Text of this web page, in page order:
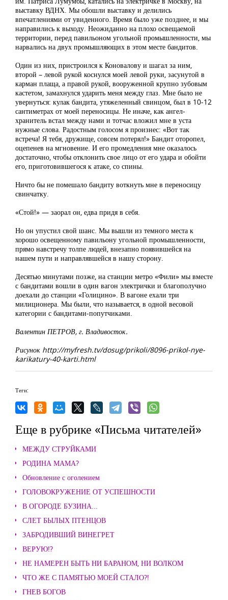
выставку ВДНХ. Мы обошли выставку и делились
впечатлениями от увиденного. Время было уже позднее, и мы
направились к выходу. Неожиданно на плохо освещаемой
территории, перед павильоном угольной промышленности, мы
нарвались на двух промышляющих в этом месте бандитов.
Один из них, пристроился к Коновалову и шагал за ним,
второй – левой рукой коснулся моей левой руки, засунутой в
карман плаща, а правой рукой, вооруженной крупно зубовым
кастетом, замахнулся ударить меня между глаз. Мне было не
увернуться: кулак бандита, утяжеленный свинцом, был в 10-12
сантиметрах от моей переносицы. Не иначе, как ангел-
хранитель встал между нами и тотчас вложил мне в уста
нужные слова. Радостным голосом я произнес: «Вот так
встреча! Я тебя, дружище, совсем потерял!» Бандит оторопел,
оцепенев на мгновение. И его промедления мне оказалось
достаточно, чтобы отклонить свое лицо от его удара и обойти
его, приготовившегося к атаке, со спины.
Ничто бы не помешало бандиту воткнуть мне в переносицу
свинчатку.
«Стой!» — заорал он, едва придя в себя.
Но он упустил свой шанс. Мы вышли из темного места к
хорошо освещенному павильону угольной промышленности,
прямо навстречу толпе людей, внезапно появившейся на
нашем пути и направлявшейся в нашу сторону.
Десятью минутами позже, на станции метро «Фили» мы вместе
с бандитами вошли в один вагон электрички и благополучно
доехали до станции «Голицино». В вагоне ехали три
милиционера. Мы были, что называется, в одной весовой
категории с бандитами-попутчиками.
Валентин ПЕТРОВ, г. Владивосток.
Рисунок http://myfresh.tv/dosug/prikoli/8096-prikol-nye-
karikatury-40-karti.html
Теги:
Еще в рубрике «Письма читателей»
МЕЖДУ СТРУЙКАМИ
РОДИНА МАМА?
Обновление с оголением
ГОЛОВОКРУЖЕНИЕ ОТ УСПЕШНОСТИ
В ОГОРОДЕ БУЗИНА...
СЛЕТ БЫЛЫХ ПТЕНЦОВ
ЗАБРОДИВШИЙ ВИНЕГРЕТ
ВЕРУЮ!?
НЕ НАМЕРЕН БЫТЬ НИ БАРАНОМ, НИ ВОЛКОМ
ЧТО ЖЕ С ПАМЯТЬЮ МОЕЙ СТАЛО?!
ГНЕВ БОГОВ